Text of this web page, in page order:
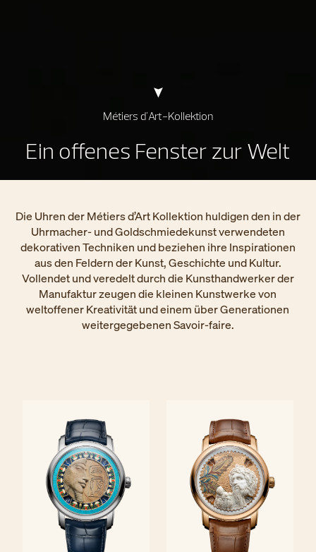
Métiers d'Art-Kollektion
Ein offenes Fenster zur Welt
Die Uhren der Métiers d’Art Kollektion huldigen den in der
Uhrmacher- und Goldschmiedekunst verwendeten
dekorativen Techniken und beziehen ihre Inspirationen
aus den Feldern der Kunst, Geschichte und Kultur.
Vollendet und veredelt durch die Kunsthandwerker der
Manufaktur zeugen die kleinen Kunstwerke von
weltoffener Kreativität und einem über Generationen
weitergegebenen Savoir-faire.